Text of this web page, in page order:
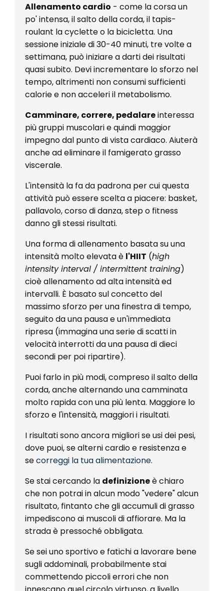
Allenamento cardio - come la corsa un
po' intensa, il salto della corda, il tapis-
roulant la cyclette o la bicicletta. Una
sessione iniziale di 30-40 minuti, tre volte a
settimana, può iniziare a darti dei risultati
quasi subito. Devi incrementare lo sforzo nel
tempo, altrimenti non consumi sufficienti
calorie e non acceleri il metabolismo.
Camminare, correre, pedalareinteressa
più gruppi muscolari e quindi maggior
impegno dal punto di vista cardiaco. Aiuterà
anche ad eliminare il famigerato grasso
viscerale.
L'intensità la fa da padrona per cui questa
attività può essere scelta a piacere: basket,
pallavolo, corso di danza, step o fitness
danno gli stessi risultati.
Una forma di allenamento basata su una
intensità molto elevata è l'HIIT (high
intensity interval / intermittent training)
cioè allenamento ad alta intensità ed
intervalli. È basato sul concetto del
massimo sforzo per una finestra di tempo,
seguito da una pausa e un'immediata
ripresa (immagina una serie di scatti in
velocità interrotti da una pausa di dieci
secondi per poi ripartire).
Puoi farlo in più modi, compreso il salto della
corda, anche alternando una camminata
molto rapida con una più lenta. Maggiore lo
sforzo e l'intensità, maggiori i risultati.
I risultati sono ancora migliori se usi dei pesi,
dove puoi, se alterni cardio e resistenza e
secorreggi la tua alimentazione.
Se stai cercando la definizioneè chiaro
che non potrai in alcun modo "vedere" alcun
risultato, fintanto che gli accumuli di grasso
impediscono ai muscoli di affiorare. Ma la
strada è pressoché obbligata.
Se sei uno sportivo e fatichi a lavorare bene
sugli addominali, probabilmente stai
commettendo piccoli errori che non